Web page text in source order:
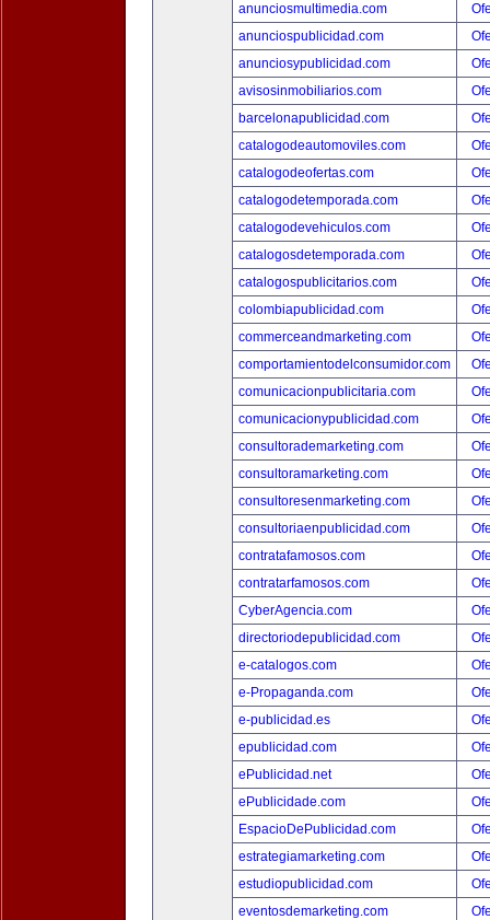
anunciosmultimedia.com
anunciospublicidad.com
anunciosypublicidad.com
avisosinmobiliarios.com
barcelonapublicidad.com
catalogodeautomoviles.com
catalogodeofertas.com
catalogodetemporada.com
catalogodevehiculos.com
catalogosdetemporada.com
catalogospublicitarios.com
colombiapublicidad.com
commerceandmarketing.com
comportamientodelconsumidor.com
comunicacionpublicitaria.com
comunicacionypublicidad.com
consultorademarketing.com
consultoramarketing.com
consultoresenmarketing.com
consultoriaenpublicidad.com
contratafamosos.com
contratarfamosos.com
CyberAgencia.com
directoriodepublicidad.com
e-catalogos.com
e-Propaganda.com
e-publicidad.es
epublicidad.com
ePublicidad.net
ePublicidade.com
EspacioDePublicidad.com
estrategiamarketing.com
estudiopublicidad.com
eventosdemarketing.com